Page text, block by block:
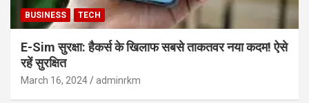
BUSINESS TECH
E-Sim सुरक्षा: हैकर्स के खिलाफ सबसे ताकतवर नया कदम! ऐसे
रहें सुरक्षित
March 16, 2024 adminrkm